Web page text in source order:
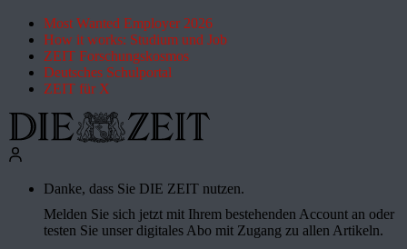
Most Wanted Employer 2026
How it works: Studium und Job
ZEIT Forschungskosmos
Deutsches Schulportal
ZEIT für X
Danke, dass Sie DIE ZEIT nutzen.
Melden Sie sich jetzt mit Ihrem bestehenden Account an oder
testen Sie unser digitales Abo mit Zugang zu allen Artikeln.